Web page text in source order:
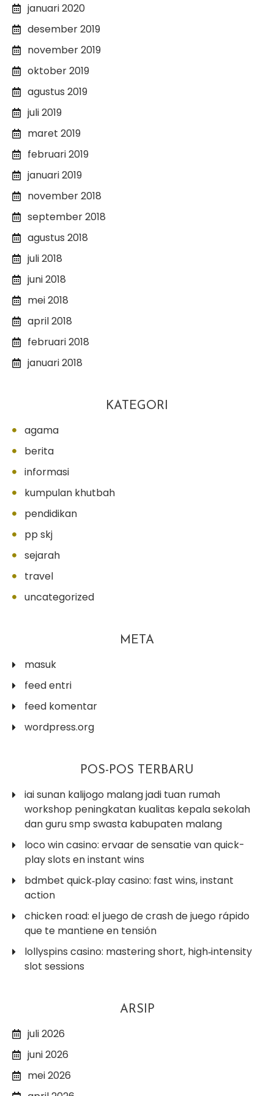
januari 2020
desember 2019
november 2019
oktober 2019
agustus 2019
juli 2019
maret 2019
februari 2019
januari 2019
november 2018
september 2018
agustus 2018
juli 2018
juni 2018
mei 2018
april 2018
februari 2018
januari 2018
KATEGORI
agama
berita
informasi
kumpulan khutbah
pendidikan
pp skj
sejarah
travel
uncategorized
META
masuk
feed entri
feed komentar
wordpress.org
POS-POS TERBARU
iai sunan kalijogo malang jadi tuan rumah
workshop peningkatan kualitas kepala sekolah
dan guru smp swasta kabupaten malang
loco win casino: ervaar de sensatie van quick-
play slots en instant wins
bdmbet quick‑play casino: fast wins, instant
action
chicken road: el juego de crash de juego rápido
que te mantiene en tensión
lollyspins casino: mastering short, high‑intensity
slot sessions
ARSIP
juli 2026
juni 2026
mei 2026